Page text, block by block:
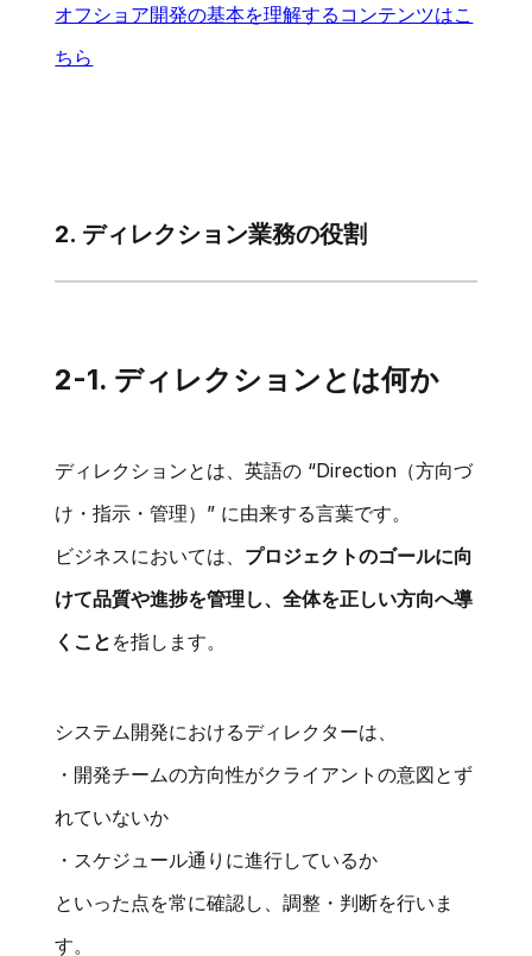
オフショア開発の基本を理解するコンテンツはこ
ちら
2. ディレクション業務の役割
2-1. ディレクションとは何か
ディレクションとは、英語の “Direction（方向づ
け・指示・管理）” に由来する言葉です。
ビジネスにおいては、 プロジェクトのゴールに向
けて品質や進捗を管理し、全体を正しい方向へ導
くこと を指します。
システム開発におけるディレクターは、
・開発チームの方向性がクライアントの意図とず
れていないか
・スケジュール通りに進行しているか
といった点を常に確認し、調整・判断を行いま
す。